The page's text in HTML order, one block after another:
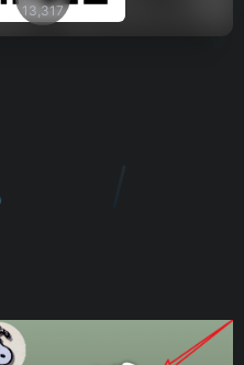
13,317